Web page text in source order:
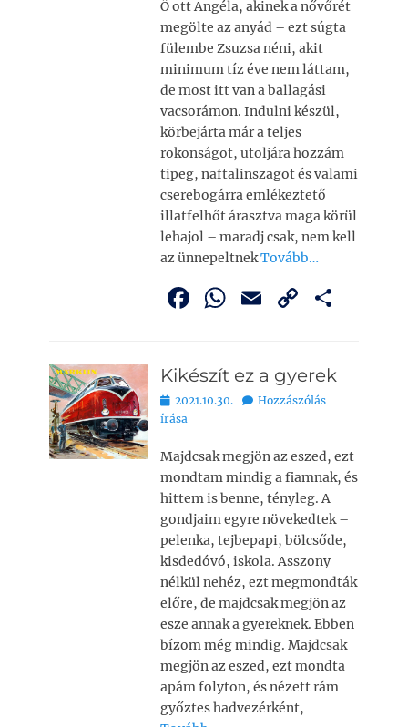
k
Ő ott Angéla, akinek a nővőrét
megölte az anyád – ezt súgta
fülembe Zsuzsa néni, akit
minimum tíz éve nem láttam,
de most itt van a ballagási
vacsorámon. Indulni készül,
körbejárta már a teljes
rokonságot, utoljára hozzám
tipeg, naftalinszagot és valami
cserebogárra emlékeztető
illatfelhőt árasztva maga körül
lehajol – maradj csak, nem kell
az ünnepeltnekTovább…
F
e
b
o
o
k
W
s
A
p
p
E
l
C
y
Li
n
k
e
g
Kikészít ez a gyerek
Bejegyezve
2021.10.30.
Hozzászólás
írása
Majdcsak megjön az eszed, ezt
mondtam mindig a fiamnak, és
hittem is benne, tényleg. A
gondjaim egyre növekedtek –
pelenka, tejbepapi, bölcsőde,
kisdedóvó, iskola. Asszony
nélkül nehéz, ezt megmondták
előre, de majdcsak megjön az
esze annak a gyereknek. Ebben
bízom még mindig. Majdcsak
megjön az eszed, ezt mondta
apám folyton, és nézett rám
győztes hadvezérként,